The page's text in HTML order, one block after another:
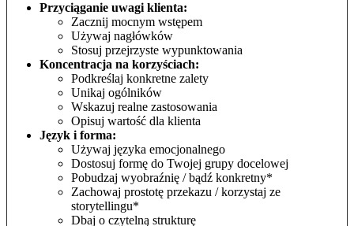
Przyciąganie uwagi klienta:
Zacznij mocnym wstępem
Używaj nagłówków
Stosuj przejrzyste wypunktowania
Koncentracja na korzyściach:
Podkreślaj konkretne zalety
Unikaj ogólników
Wskazuj realne zastosowania
Opisuj wartość dla klienta
Język i forma:
Używaj języka emocjonalnego
Dostosuj formę do Twojej grupy docelowej
Pobudzaj wyobraźnię / bądź konkretny*
Zachowaj prostotę przekazu / korzystaj ze
storytellingu*
Dbaj o czytelną strukturę